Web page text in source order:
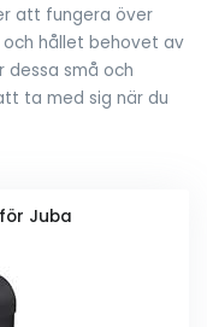
att fungera över
hållet behovet av
dessa små och
ta med sig när du
Juba